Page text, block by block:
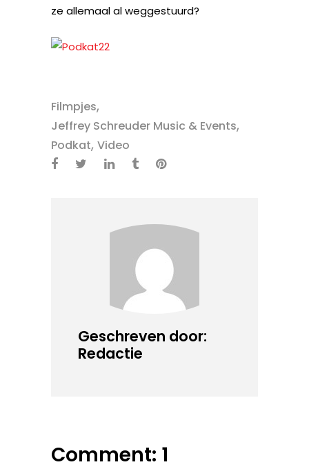
ze allemaal al weggestuurd?
Filmpjes,
Jeffrey Schreuder Music & Events,
Podkat, Video
Geschreven door:
Redactie
Comment: 1